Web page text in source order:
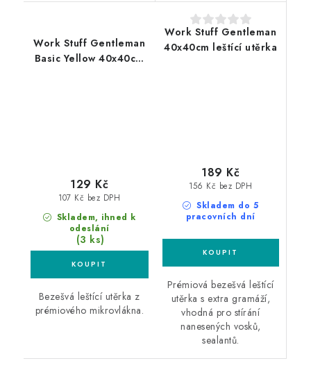
Work Stuff Gentleman
Basic Yellow 40x40cm
Skladem, ihned k
odeslání
(3 ks)
107 Kč bez DPH
129 Kč
Bezešvá leštící utěrka z
prémiového mikrovlákna.
Work Stuff Gentleman
40x40cm leštící utěrka
Skladem do 5
pracovních dní
156 Kč bez DPH
189 Kč
Prémiová bezešvá leštící
utěrka s extra gramáží,
vhodná pro stírání
nanesených vosků,
sealantů.